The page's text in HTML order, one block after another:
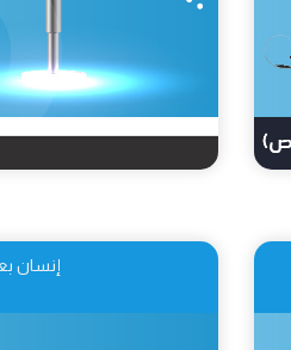
إنسان بعمر 250 سنة | حماية النّظام